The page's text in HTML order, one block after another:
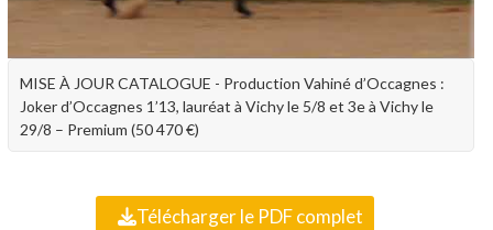
MISE À JOUR CATALOGUE - Production Vahiné d’Occagnes :
Joker d’Occagnes 1’13, lauréat à Vichy le 5/8 et 3e à Vichy le
29/8 – Premium (50 470 €)
Télécharger le PDF complet